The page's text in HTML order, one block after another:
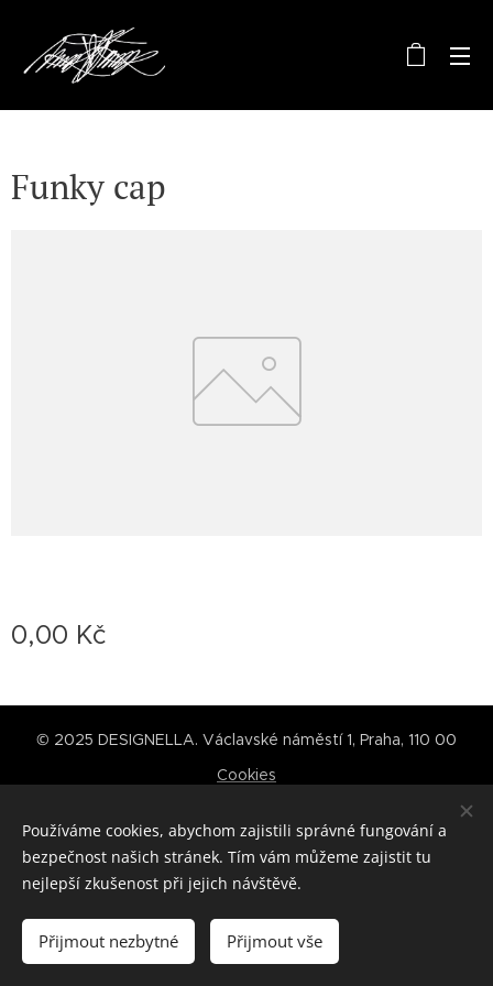
Funky cap
0,00 Kč
Do košíku
© 2025 DESIGNELLA. Václavské náměstí 1, Praha, 110 00
Cookies
Jazyky
Čeština
English
Používáme cookies, abychom zajistili správné fungování a
bezpečnost našich stránek. Tím vám můžeme zajistit tu
nejlepší zkušenost při jejich návštěvě.
Přijmout nezbytné Přijmout vše